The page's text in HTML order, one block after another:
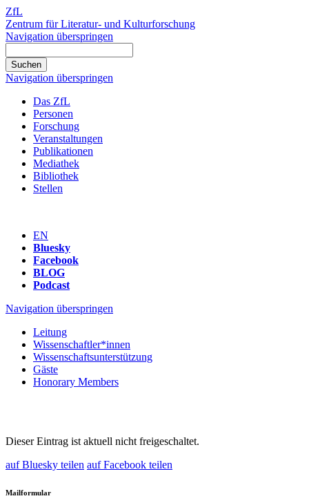
ZfL
Zentrum für Literatur- und Kulturforschung
Navigation überspringen
Navigation überspringen
Das ZfL
Personen
Forschung
Veranstaltungen
Publikationen
Mediathek
Bibliothek
Stellen
EN
Bluesky
Facebook
BLOG
Podcast
Navigation überspringen
Leitung
Wissenschaftler*innen
Wissenschaftsunterstützung
Gäste
Honorary Members
Dieser Eintrag ist aktuell nicht freigeschaltet.
auf Bluesky teilen auf Facebook teilen
Mailformular